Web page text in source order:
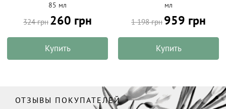
85 мл
324 грн 260 грн
Купить
мл
1 198 грн 959 грн
Купить
ОТЗЫВЫ ПОКУПАТЕЛЕЙ